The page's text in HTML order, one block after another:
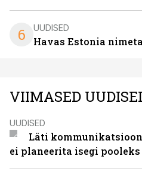
6 UUDISED
Havas Estonia
VIIMASED
UUDISED
Läti
ei planeerita isegi